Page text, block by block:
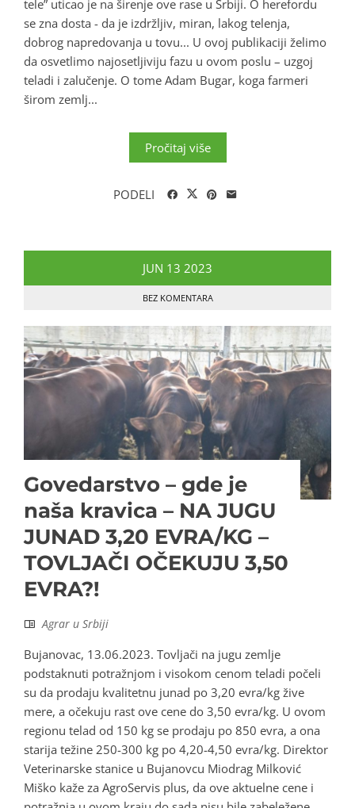
tele” uticao je na širenje ove rase u Srbiji. O herefordu
se zna dosta - da je izdržljiv, miran, lakog telenja,
dobrog napredovanja u tovu... U ovoj publikaciji želimo
da osvetlimo najosetljiviju fazu u ovom poslu – uzgoj
teladi i zalučenje. O tome Adam Bugar, koga farmeri
širom zemlj...
Pročitaj više
PODELI
JUN 13 2023
BEZ KOMENTARA
Govedarstvo – gde je
naša kravica – NA JUGU
JUNAD 3,20 EVRA/KG –
TOVLJAČI OČEKUJU 3,50
EVRA?!
Agrar u Srbiji
Bujanovac, 13.06.2023. Tovljači na jugu zemlje
podstaknuti potražnjom i visokom cenom teladi počeli
su da prodaju kvalitetnu junad po 3,20 evra/kg žive
mere, a očekuju rast ove cene do 3,50 evra/kg. U ovom
regionu telad od 150 kg se prodaju po 850 evra, a ona
starija težine 250-300 kg po 4,20-4,50 evra/kg. Direktor
Veterinarske stanice u Bujanovcu Miodrag Milković
Miško kaže za AgroServis plus, da ove aktuelne cene i